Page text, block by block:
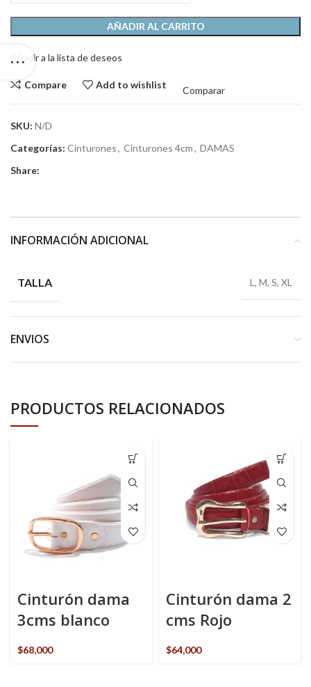
AÑADIR AL CARRITO
Añadir a la lista de deseos
Compare Add to wishlist
Comparar
SKU: N/D
Categorías: Cinturones, Cinturones 4cm, DAMAS
Share:
INFORMACIÓN ADICIONAL
TALLA L, M, S, XL
ENVIOS
PRODUCTOS RELACIONADOS
Cinturón dama
3cms blanco
$68,000
Cinturón dama 2
cms Rojo
$64,000